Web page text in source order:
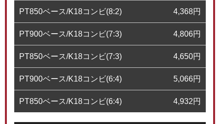
PT850ベース/K18コンビ(8:2) 4,368円
PT900ベース/K18コンビ(7:3) 4,806円
PT850ベース/K18コンビ(7:3) 4,650円
PT900ベース/K18コンビ(6:4) 5,066円
PT850ベース/K18コンビ(6:4) 4,932円